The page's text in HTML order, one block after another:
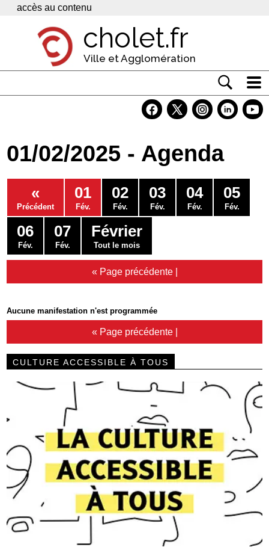
Panneau de gestion des cookies
accès au contenu
cholet.fr
Ville et Agglomération
Economie
Services
Contacts
01/02/2025 - Agenda
«
Précédent
01
Fév.
02
Fév.
03
Fév.
04
Fév.
05
Fév.
06
Fév.
07
Fév.
Février
Tout le mois
« Page précédente|
Aucune manifestation n'est programmée
« Page précédente|
CULTURE ACCESSIBLE À TOUS